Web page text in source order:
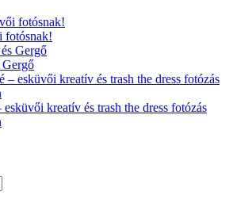
fotósnak!
Gergő
kreatív és trash the dress fotózás